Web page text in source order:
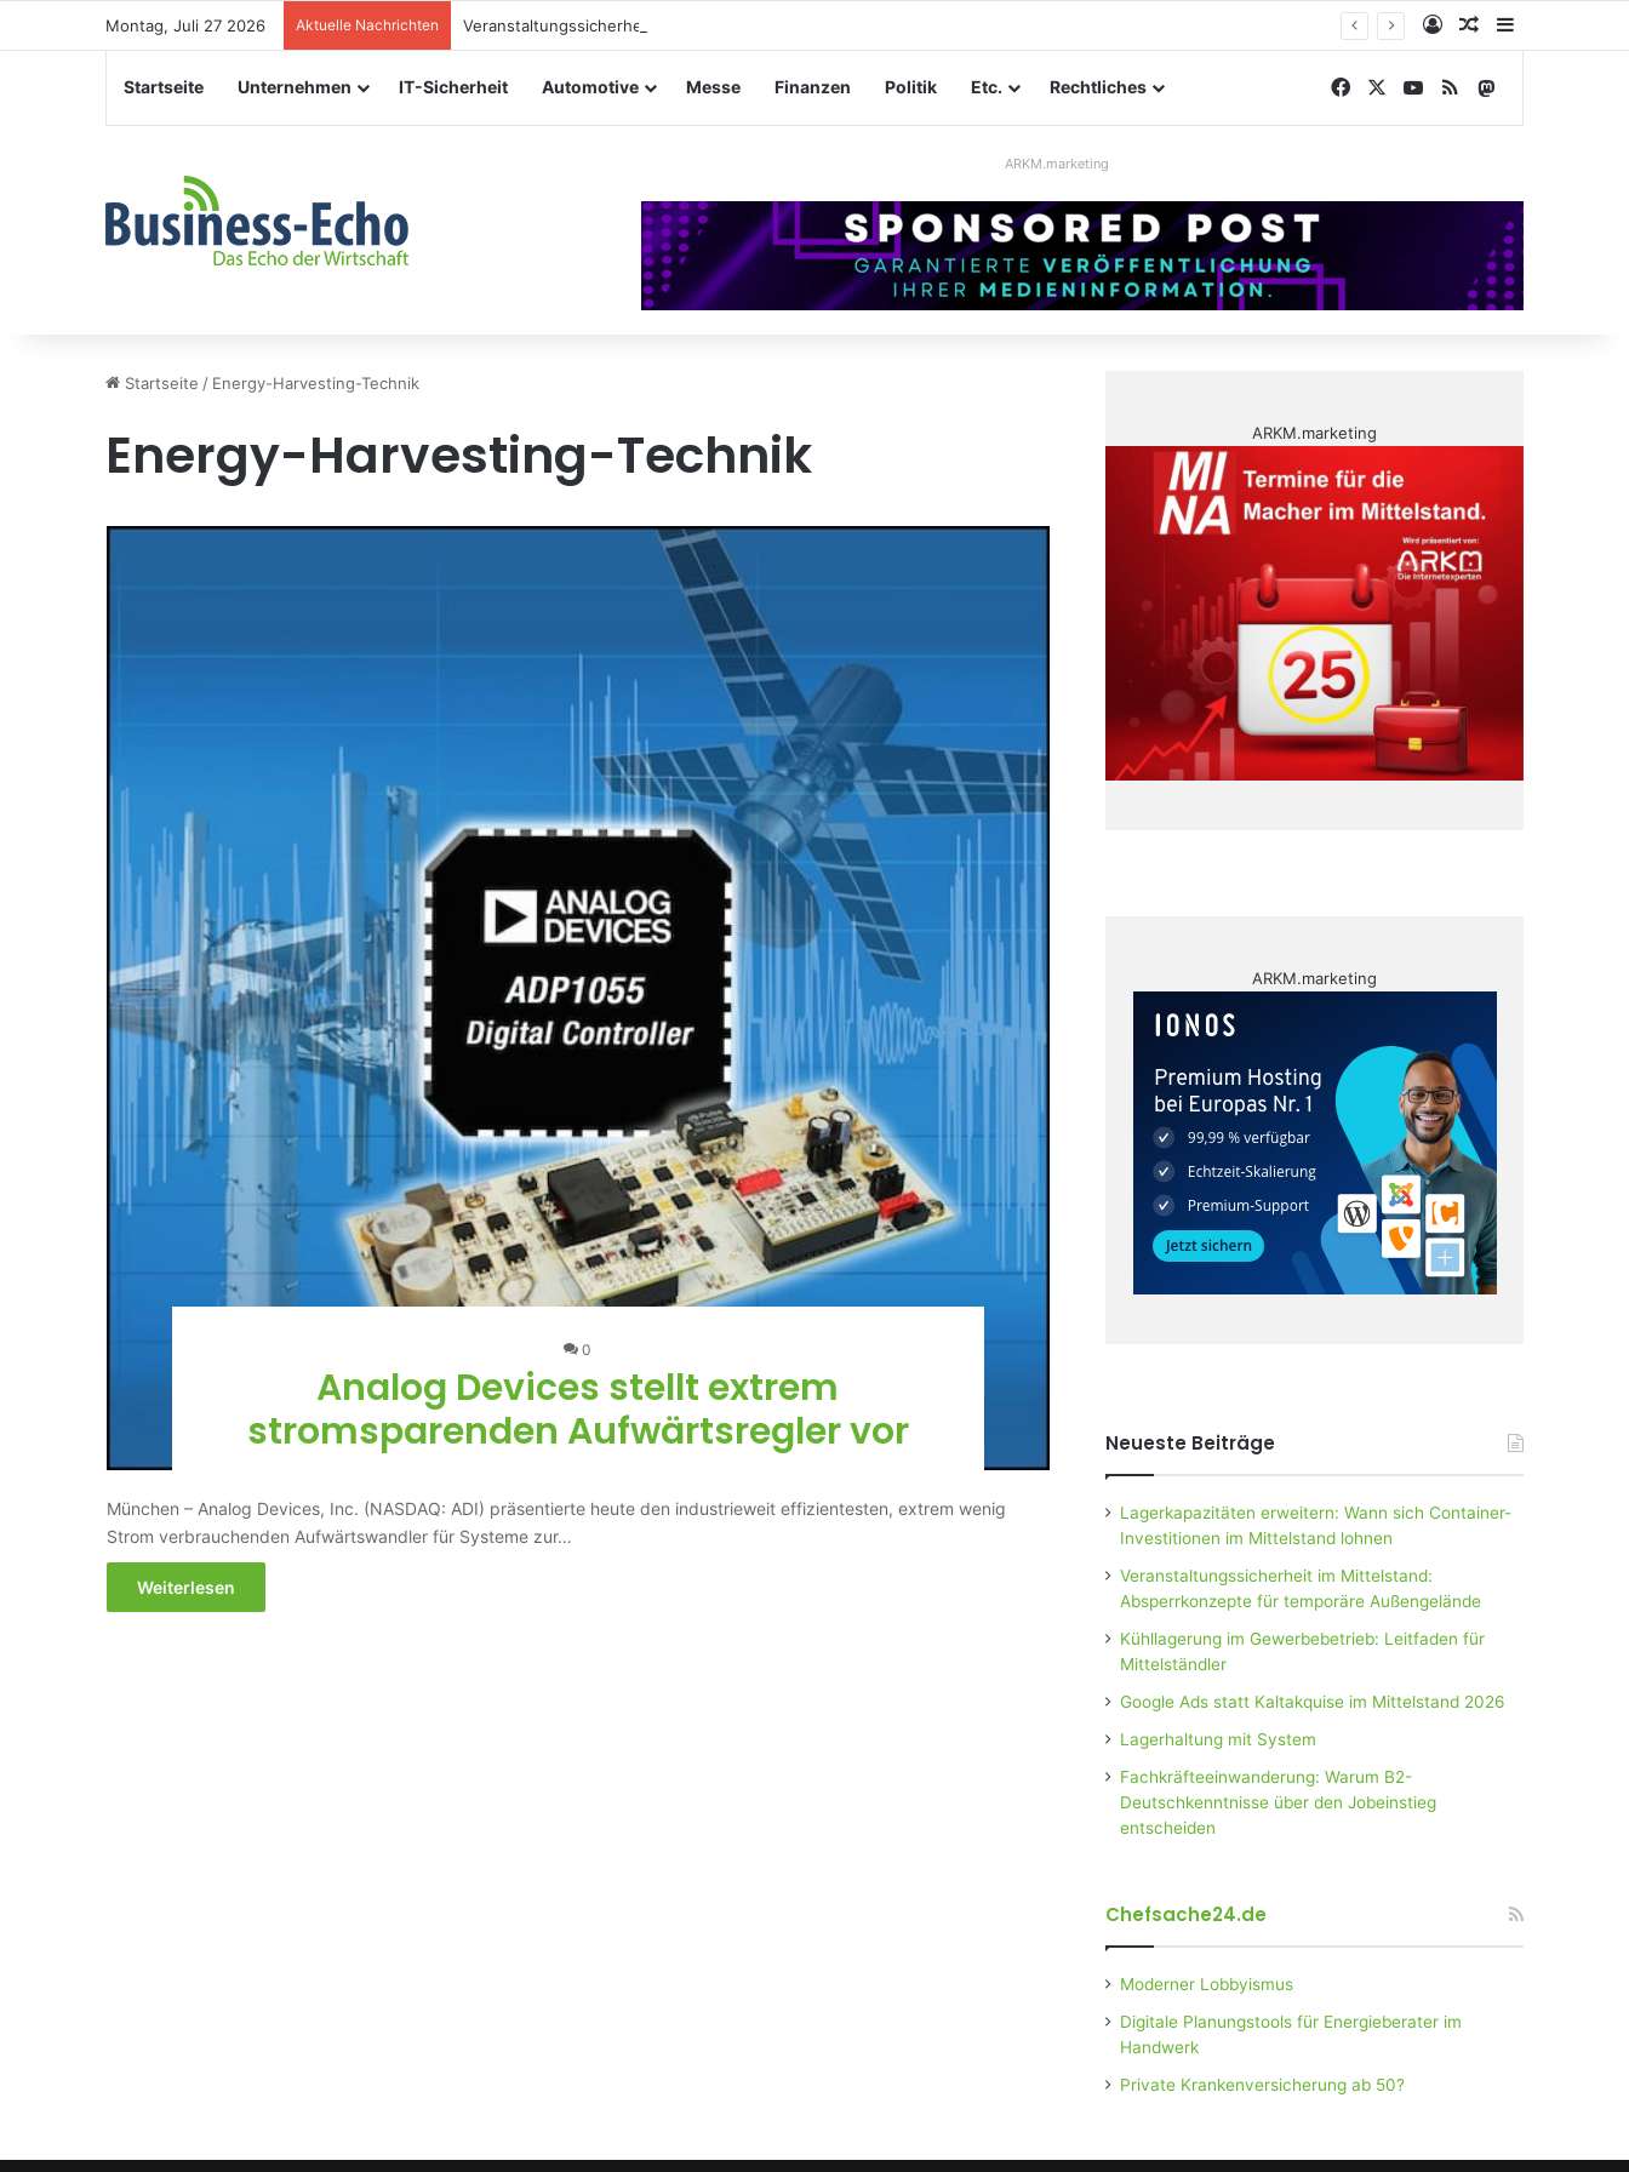
Montag, Juli 27 2026 Aktuelle Nachrichten Veranstaltungssicherheit im Mittelstand: Absperrkonzepte für temporäre Außengelände AnmeldenZufälliger
Startseite Unternehmen IT-Sicherheit Automotive Messe Finanzen Politik Etc. Rechtliches Facebook YouTube
RSS
ARKM.marketing
Startseite / Energy-Harvesting-Technik
Energy-Harvesting-Technik
0
Analog Devices stellt extrem
stromsparenden Aufwärtsregler vor
München – Analog Devices, Inc. (NASDAQ: ADI) präsentierte heute den industrieweit effizientesten, extrem wenig
Strom verbrauchenden Aufwärtswandler für Systeme zur…
Weiterlesen
ARKM.marketing
ARKM.marketing
Neueste Beiträge
Lagerkapazitäten erweitern: Wann sich Container-
Investitionen im Mittelstand lohnen
Veranstaltungssicherheit im Mittelstand:
Absperrkonzepte für temporäre Außengelände
Kühllagerung im Gewerbebetrieb: Leitfaden für
Mittelständler
Google Ads statt Kaltakquise im Mittelstand 2026
Lagerhaltung mit System
Fachkräfteeinwanderung: Warum B2-
Deutschkenntnisse über den Jobeinstieg
entscheiden
Chefsache24.de
Moderner Lobbyismus
Digitale Planungstools für Energieberater im
Handwerk
Private Krankenversicherung ab 50?